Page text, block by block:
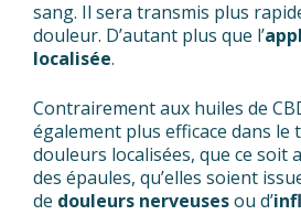
sang. Il sera transmis plus
douleur. D’autant plus que l’
localisée.
Contrairement aux huiles de
également plus efficace dans le
douleurs localisées, que ce soit
des épaules, qu’elles soient
de douleurs nerveusesou d’